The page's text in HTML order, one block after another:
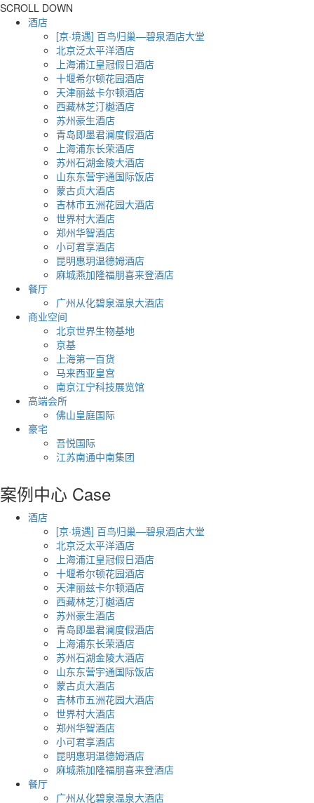
SCROLL DOWN
酒店
[京·境遇] 百鸟归巢—碧泉酒店大堂
北京泛太平洋酒店
上海浦江皇冠假日酒店
十堰希尔顿花园酒店
天津丽兹卡尔顿酒店
西藏林芝汀樾酒店
苏州豪生酒店
青岛即墨君澜度假酒店
上海浦东长荣酒店
苏州石湖金陵大酒店
山东东营宇通国际饭店
蒙古贞大酒店
吉林市五洲花园大酒店
世界村大酒店
郑州华智酒店
小可君享酒店
昆明惠玥温德姆酒店
麻城燕加隆福朋喜来登酒店
餐厅
广州从化碧泉温泉大酒店
商业空间
北京世界生物基地
京基
上海第一百货
马来西亚皇宫
南京江宁科技展览馆
高端会所
佛山皇庭国际
豪宅
吾悦国际
江苏南通中南集团
案例中心 Case
酒店
[京·境遇] 百鸟归巢—碧泉酒店大堂
北京泛太平洋酒店
上海浦江皇冠假日酒店
十堰希尔顿花园酒店
天津丽兹卡尔顿酒店
西藏林芝汀樾酒店
苏州豪生酒店
青岛即墨君澜度假酒店
上海浦东长荣酒店
苏州石湖金陵大酒店
山东东营宇通国际饭店
蒙古贞大酒店
吉林市五洲花园大酒店
世界村大酒店
郑州华智酒店
小可君享酒店
昆明惠玥温德姆酒店
麻城燕加隆福朋喜来登酒店
餐厅
广州从化碧泉温泉大酒店